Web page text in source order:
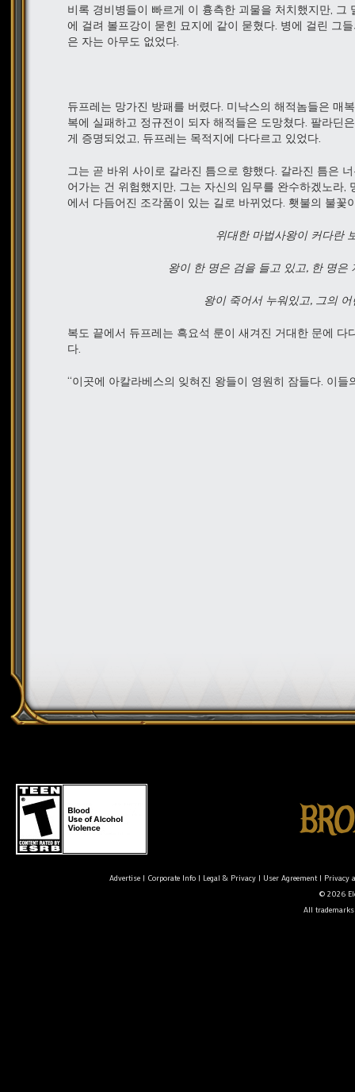
비록 경비병들이 빠르게 이 흉측한 괴물을 처치했지만,
에 걸려 볼프강이 묻힌 묘지에 같이 묻혔다. 병에 걸린 그
은 자는 아무도 없었다.
듀프레는 망가진 방패를 버렸다. 미낙스의 해적놈들은 매
복에 실패하고 정규전이 되자 해적들은 도망쳤다. 팔라딘
게 증명되었고, 듀프레는 목적지에 다다르고 있었다.
그는 곧 바위 사이로 갈라진 틈으로 향했다. 갈라진 틈은
어가는 건 위험했지만, 그는 자신의 임무를 완수하겠노라
에서 다듬어진 조각품이 있는 길로 바뀌었다. 횃불의 불
위대한 마법사왕이 커다란
왕이 한 명은 검을 들고 있고, 한 명은
왕이 죽어서 누워있고, 그의
복도 끝에서 듀프레는 흑요석 룬이 새겨진 거대한 문에
다.
“이곳에 아칼라베스의 잊혀진 왕들이 영원히 잠들다. 이
Advertise| Corporate Info| Legal & Privacy| User Agreement| Privacy
© 2026
All trademarks